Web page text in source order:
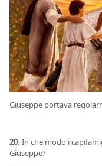
Giuseppe portava
20. In che modo i
Giuseppe?